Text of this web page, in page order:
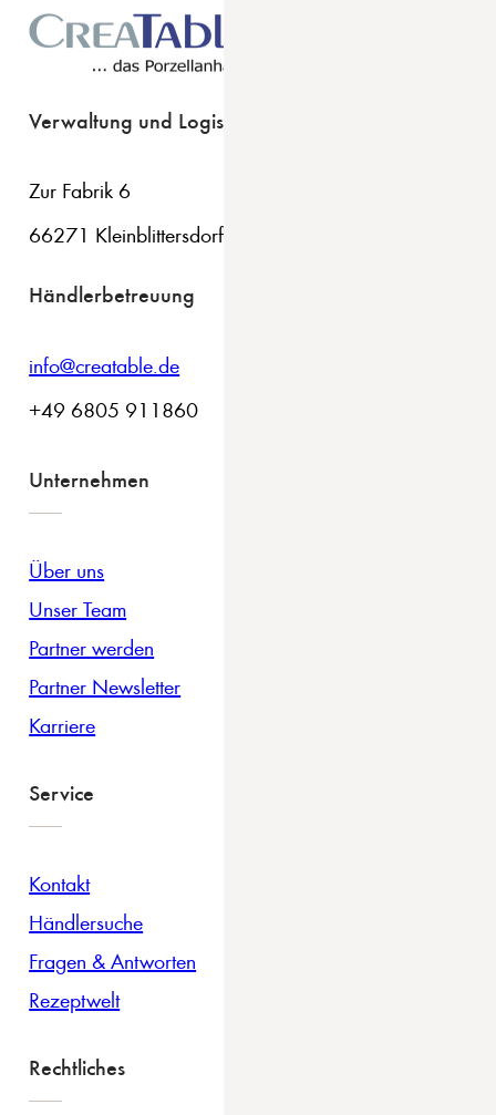
Verwaltung und Logistik
Zur Fabrik 6
66271 Kleinblittersdorf
Händlerbetreuung
info@creatable.de
+49 6805 911860
Unternehmen
Über uns
Unser Team
Partner werden
Partner Newsletter
Karriere
Service
Kontakt
Händlersuche
Fragen & Antworten
Rezeptwelt
Rechtliches